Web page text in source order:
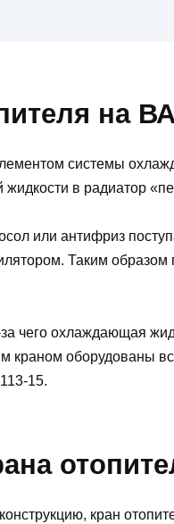
на
системы
в радиатор
или антифриз
Таким образом
чего охлаждающая
краном оборудованы
15.
кран